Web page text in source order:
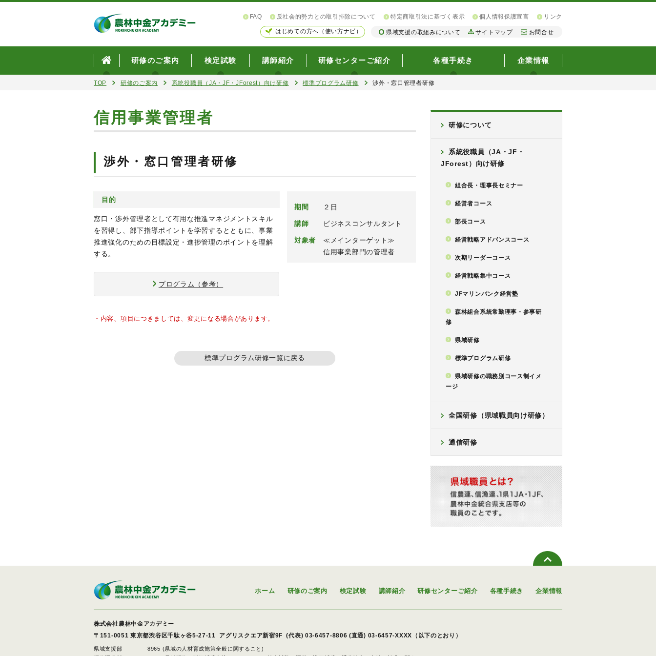
FAQ 反社会的勢力との取引排除について 特定商取引法に基づく表示 個人情報保護宣言 リンク
はじめての方へ（使い方ナビ） 県域支援の取組みについて サイトマップ お問合せ
研修のご案内 検定試験 講師紹介 研修センターご紹介 各種手続き 企業情報
TOP 研修のご案内 系統役職員（JA・JF・JForest）向け研修 標準プログラム研修 渉外・窓口管理者研修
信用事業管理者
渉外・窓口管理者研修
目的
窓口・渉外管理者として有用な推進マネジメントスキル
を習得し、部下指導ポイントを学習するとともに、事業
推進強化のための目標設定・進捗管理のポイントを理解
する。
期間 ２日
講師 ビジネスコンサルタント
対象者
≪メインターゲット≫
信用事業部門の管理者
プログラム（参考）
・内容、項目につきましては、変更になる場合があります。
標準プログラム研修一覧に戻る
研修について
系統役職員（JA・JF・
JForest）向け研修
組合長・理事長セミナー
経営者コース
部長コース
経営戦略アドバンスコース
次期リーダーコース
経営戦略集中コース
JFマリンバンク経営塾
森林組合系統常勤理事・参事研
修
県域研修
標準プログラム研修
県域研修の職務別コース制イメ
ージ
全国研修（県域職員向け研修）
通信研修
ホーム 研修のご案内 検定試験 講師紹介 研修センターご紹介 各種手続き 企業情報
株式会社農林中金アカデミー
〒151-0051 東京都渋谷区千駄ヶ谷5-27-11 アグリスクエア新宿9F (代表) 03-6457-8806 (直通) 03-6457-XXXX（以下のとおり）
県域支援部
8965 (県域の人材育成施策全般に関すること)